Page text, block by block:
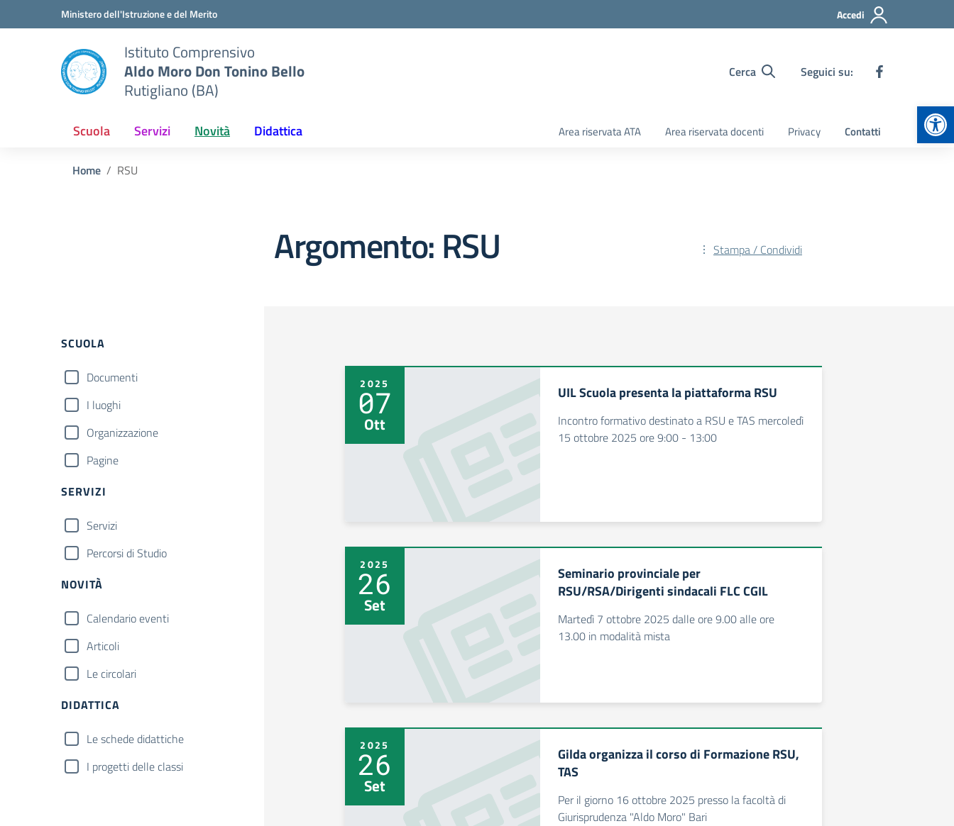
Vai ai contenuti
Vai al menu di navigazioneMinistero dell'Istruzione e del Merito Accedi
Istituto Comprensivo
Aldo Moro Don Tonino Bello
Rutigliano (BA)
Cerca Seguici su:
Scuola Servizi Novità Didattica Area riservata ATA Area riservata docenti Privacy Contatti
Home RSU
Argomento: RSU Stampa / Condividi
Filtri
SCUOLA
Documenti
I luoghi
Organizzazione
Pagine
SERVIZI
Servizi
Percorsi di Studio
NOVITÀ
Calendario eventi
Articoli
Le circolari
DIDATTICA
Le schede didattiche
I progetti delle classi
2025
07
Ott
UIL Scuola presenta la piattaforma RSU
Incontro formativo destinato a RSU e TAS mercoledì
15 ottobre 2025 ore 9:00 - 13:00
2025
26
Set
Seminario provinciale per
RSU/RSA/Dirigenti sindacali FLC CGIL
Martedì 7 ottobre 2025 dalle ore 9.00 alle ore
13.00 in modalità mista
2025
26
Set
Gilda organizza il corso di Formazione RSU,
TAS
Per il giorno 16 ottobre 2025 presso la facoltà di
Giurisprudenza "Aldo Moro" Bari